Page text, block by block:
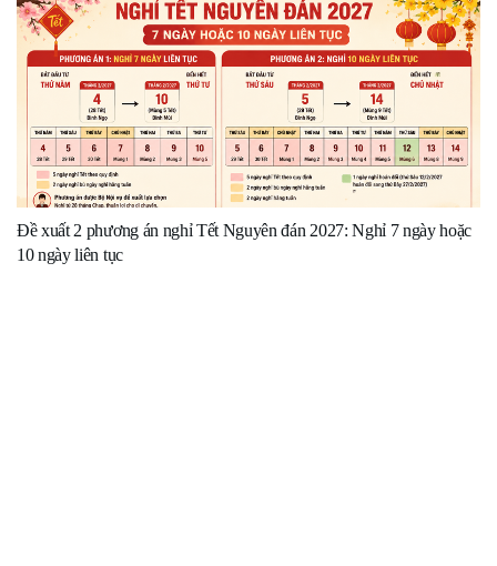
Đề xuất 2 phương án nghỉ Tết Nguyên đán 2027: Nghỉ 7 ngày hoặc
10 ngày liên tục